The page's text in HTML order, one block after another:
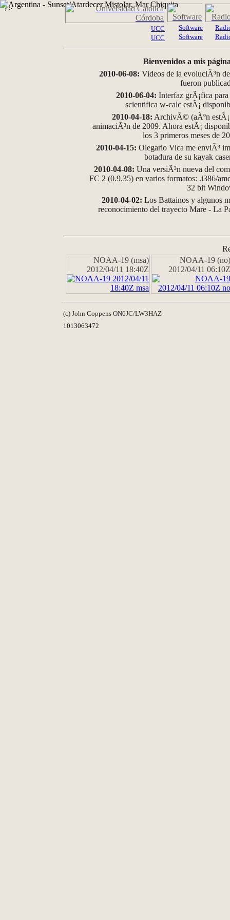
?>
UCC
UCC
Software
Software
Bienvenidos a mis
2010-06-08: Videos de la evoluciÃ³n
fueron
2010-06-04: Interfaz grÃ¡fica
scientifica w-calc estÃ¡
2010-04-18: ArchivÃ© (aÃºn
animaciÃ³n de 2009. Ahora estÃ¡
los 3 primeros meses de
2010-04-15: Olegario Vica me enviÃ³
botadura de su kayak
2010-04-08: Una versiÃ³n nueva del
FC 2 (0.9.35) en varios formatos: .i386/
32 bit
2010-04-02: Los Battainos y algunos
reconocimiento del trayecto Mare - La
NOAA-19 (msa)
2012/04/11 18:40Z
NOAA-19 (no)
2012/04/11 06:10Z
(c) John Coppens ON6JC/LW3HAZ
1013063472